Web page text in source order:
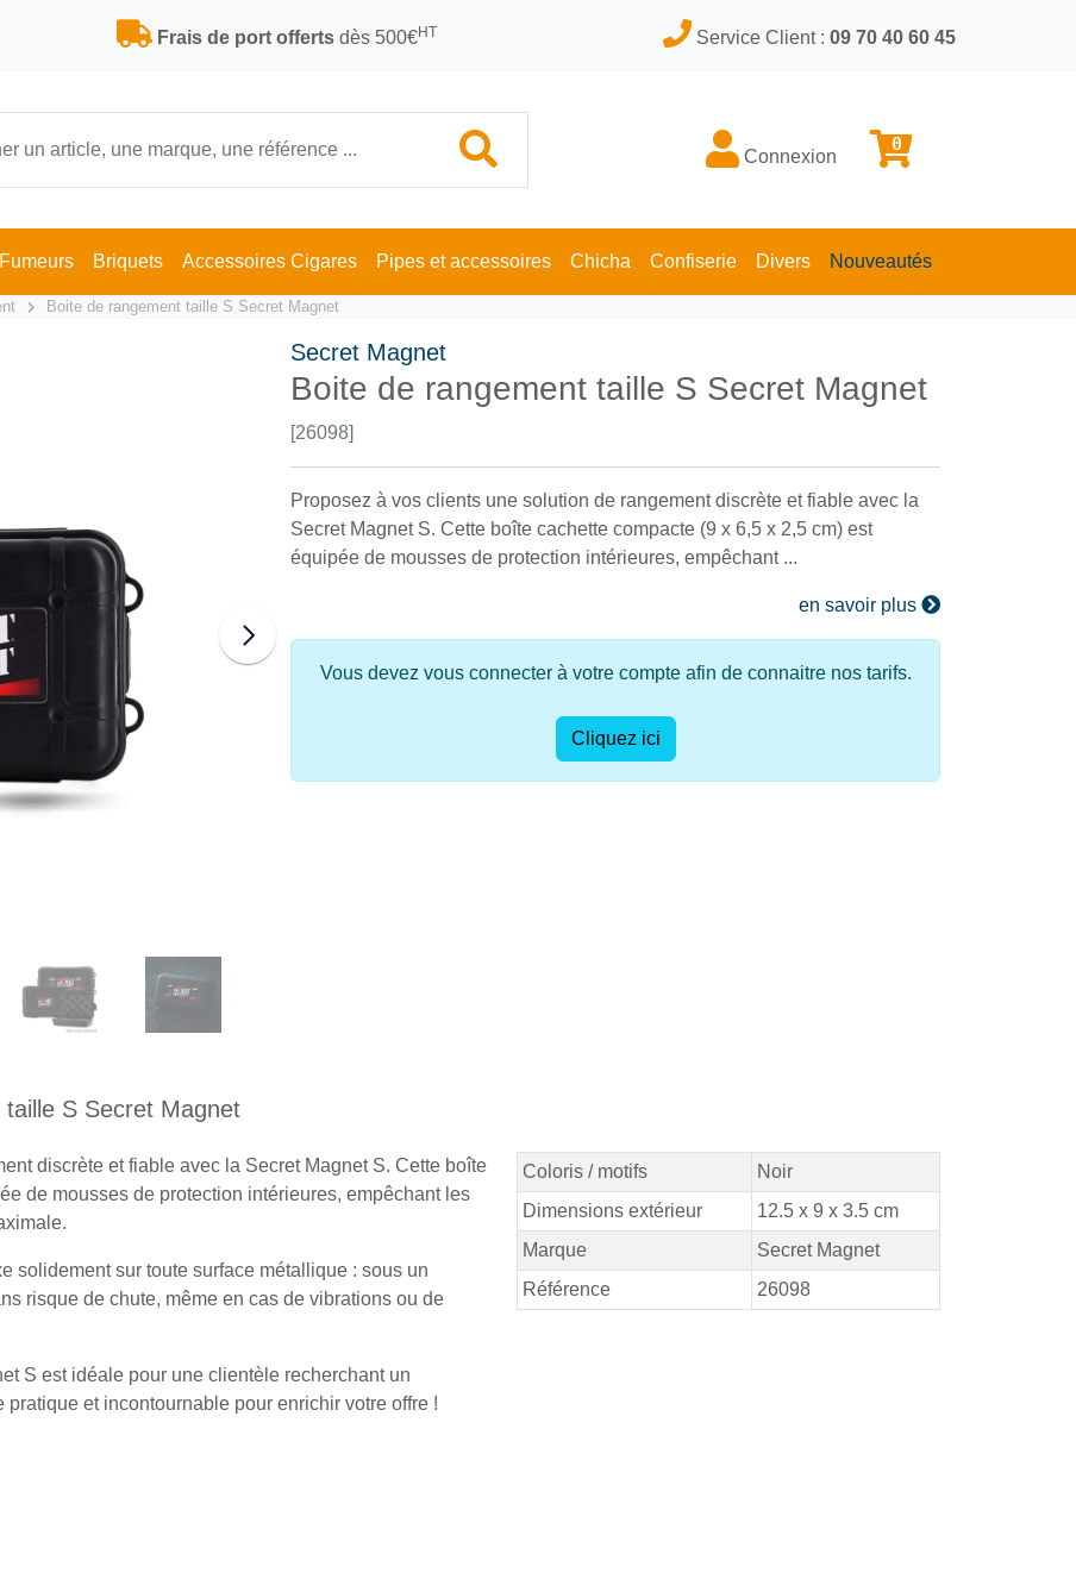
Frais de port offertsdès 500€HT Service Client : 09 70 40 60 45
Connexion
0
Briquets Accessoires Cigares Pipes et accessoires Chicha Confiserie Divers Nouveautés
Boite de rangement taille S Secret Magnet
Secret Magnet
Boite de rangement taille S Secret Magnet
[26098]
Proposez à vos clients une solution de rangement discrète et fiable avec la
Secret Magnet S. Cette boîte cachette compacte (9 x 6,5 x 2,5 cm) est
équipée de mousses de protection intérieures, empêchant ...
en savoir plus
Vous devez vous connecter à votre compte afin de connaitre nos tarifs.
Cliquez ici
S Secret Magnet
discrète et fiable avec la Secret Magnet S. Cette boîte
de mousses de protection intérieures, empêchant les
solidement sur toute surface métallique : sous un
risque de chute, même en cas de vibrations ou de
S est idéale pour une clientèle recherchant un
et incontournable pour enrichir votre offre !
Coloris / motifs
Noir
Dimensions extérieur
12.5 x 9 x 3.5 cm
Marque
Secret Magnet
Référence
26098